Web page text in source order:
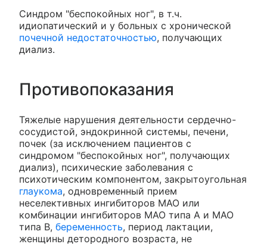
Синдром "беспокойных ног", в т.ч.
идиопатический и у больных с хронической
почечной недостаточностью, получающих
диализ.
Противопоказания
Тяжелые нарушения деятельности сердечно-
сосудистой, эндокринной системы, печени,
почек (за исключением пациентов с
синдромом "беспокойных ног", получающих
диализ), психические заболевания с
психотическим компонентом, закрытоугольная
глаукома, одновременный прием
неселективных ингибиторов МАО или
комбинации ингибиторов МАО типа A и МАО
типа B, беременность, период лактации,
женщины детородного возраста, не